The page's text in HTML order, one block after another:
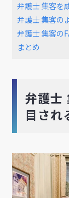
弁護士 集客を
弁護士 集客の
弁護士 集客の
まとめ
弁護士
目され